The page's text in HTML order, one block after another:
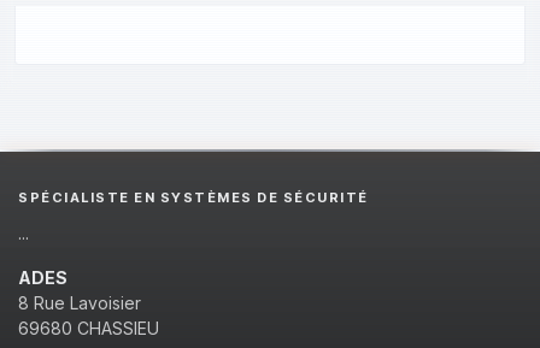
SPÉCIALISTE EN SYSTÈMES DE SÉCURITÉ
...
ADES
8 Rue Lavoisier
69680 CHASSIEU